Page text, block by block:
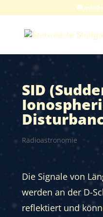
SID
Radioastronomie
Die Signale von
werden an der D-
reflektiert und